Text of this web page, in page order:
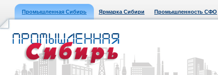
Промышленная Сибирь Ярмарка Сибири Промышленность СФО